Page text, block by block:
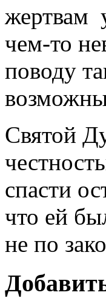
жертвам
чем-то
поводу
Святой
спасти
что ей
не по